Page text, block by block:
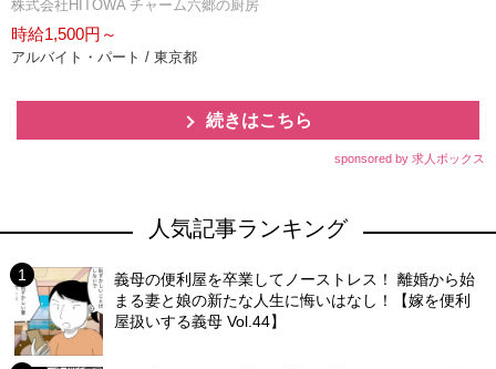
株式会社HITOWA チャーム六郷の厨房
時給1,500円～
アルバイト・パート / 東京都
続きはこちら
sponsored by 求人ボックス
人気記事ランキング
義母の便利屋を卒業してノーストレス！ 離婚から始
まる妻と娘の新たな人生に悔いはなし！【嫁を便利
屋扱いする義母 Vol.44】